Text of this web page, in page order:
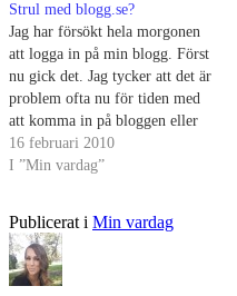
Strul med blogg.se?
Jag har försökt hela morgonen
att logga in på min blogg. Först
nu gick det. Jag tycker att det är
problem ofta nu för tiden med
att komma in på bloggen eller
skriva kommentarer hos andra.
Har ni också märkt
så glamoröst som att tvätta.
Det…
16 februari 2010
I ”Min vardag”
Publicerat i Min vardag